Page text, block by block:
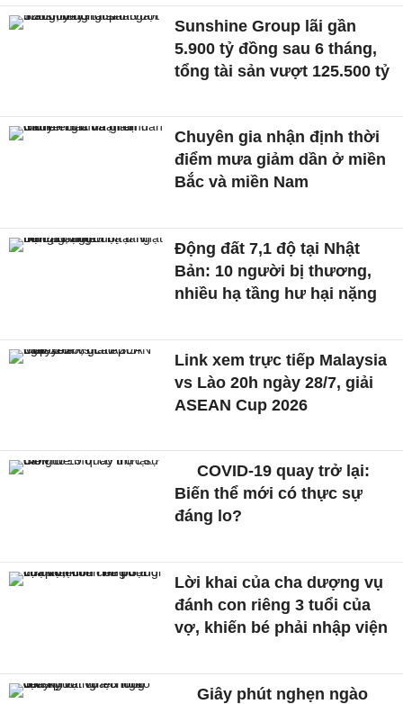
Sunshine Group lãi gần
5.900 tỷ đồng sau 6 tháng,
tổng tài sản vượt 125.500 tỷ
Chuyên gia nhận định thời
điểm mưa giảm dần ở miền
Bắc và miền Nam
Động đất 7,1 độ tại Nhật
Bản: 10 người bị thương,
nhiều hạ tầng hư hại nặng
Link xem trực tiếp Malaysia
vs Lào 20h ngày 28/7, giải
ASEAN Cup 2026
COVID-19 quay trở lại:
Biến thể mới có thực sự
đáng lo?
Lời khai của cha dượng vụ
đánh con riêng 3 tuổi của
vợ, khiến bé phải nhập viện
Giây phút nghẹn ngào